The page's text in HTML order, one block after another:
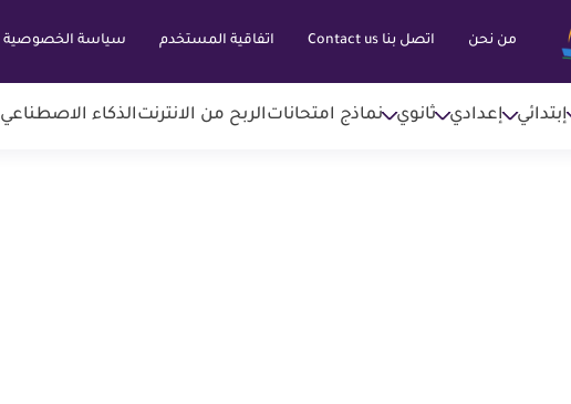
من نحن اتصل بنا Contact us اتفاقية المستخدم سياسة الخصوصية
إبتدائي إعدادي ثانوي نماذج امتحاناتالربح من الانترنتالذكاء الاصطناعي AI